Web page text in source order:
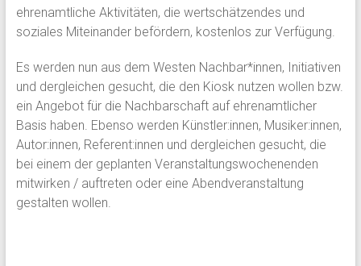
ehrenamtliche Aktivitäten, die wertschätzendes und
soziales Miteinander befördern, kostenlos zur Verfügung.
Es werden nun aus dem Westen Nachbar*innen, Initiativen
und dergleichen gesucht, die den Kiosk nutzen wollen bzw.
ein Angebot für die Nachbarschaft auf ehrenamtlicher
Basis haben. Ebenso werden Künstler:innen, Musiker:innen,
Autor:innen, Referent:innen und dergleichen gesucht, die
bei einem der geplanten Veranstaltungswochenenden
mitwirken / auftreten oder eine Abendveranstaltung
gestalten wollen.